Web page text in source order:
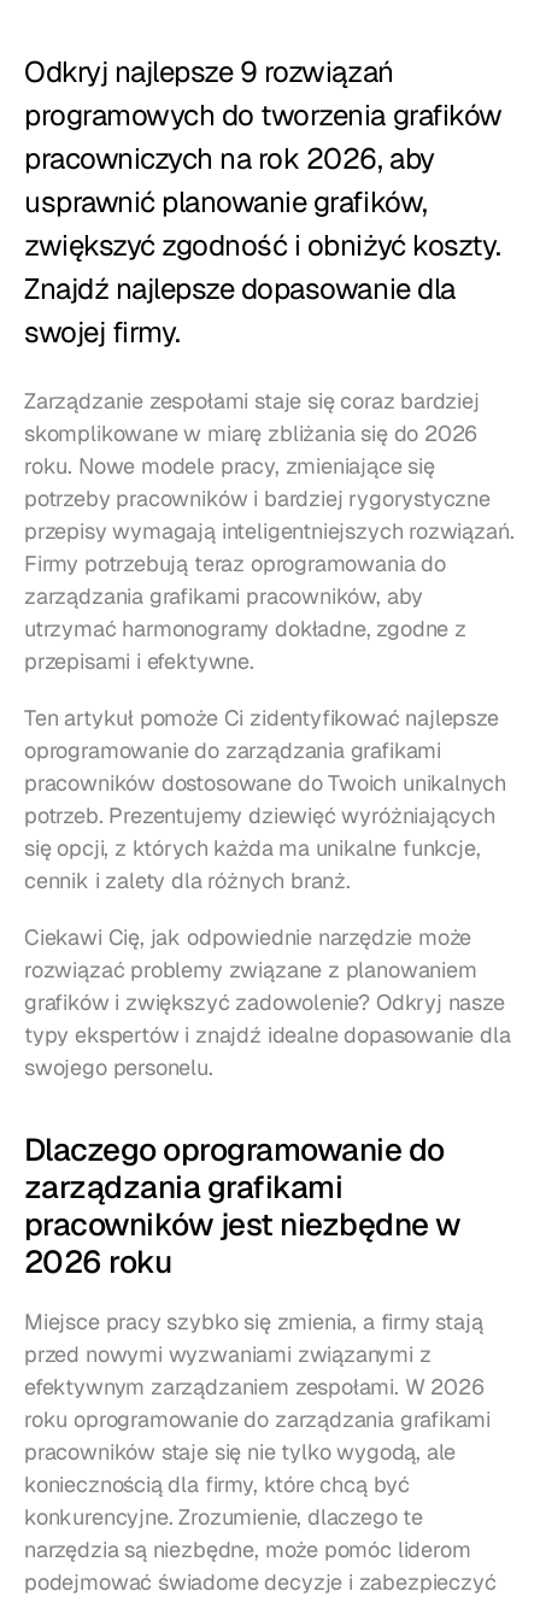
Cennik
Odkryj najlepsze 9 rozwiązań
programowych do tworzenia grafików
pracowniczych na rok 2026, aby
usprawnić planowanie grafików,
zwiększyć zgodność i obniżyć koszty.
Znajdź najlepsze dopasowanie dla
swojej firmy.
Zarządzanie zespołami staje się coraz bardziej
skomplikowane w miarę zbliżania się do 2026
roku. Nowe modele pracy, zmieniające się
potrzeby pracowników i bardziej rygorystyczne
przepisy wymagają inteligentniejszych rozwiązań.
Firmy potrzebują teraz oprogramowania do
zarządzania grafikami pracowników, aby
utrzymać harmonogramy dokładne, zgodne z
przepisami i efektywne.
Ten artykuł pomoże Ci zidentyfikować najlepsze
oprogramowanie do zarządzania grafikami
pracowników dostosowane do Twoich unikalnych
potrzeb. Prezentujemy dziewięć wyróżniających
się opcji, z których każda ma unikalne funkcje,
cennik i zalety dla różnych branż.
Ciekawi Cię, jak odpowiednie narzędzie może
rozwiązać problemy związane z planowaniem
grafików i zwiększyć zadowolenie? Odkryj nasze
typy ekspertów i znajdź idealne dopasowanie dla
swojego personelu.
Dlaczego oprogramowanie do
zarządzania grafikami
pracowników jest niezbędne w
2026 roku
Miejsce pracy szybko się zmienia, a firmy stają
przed nowymi wyzwaniami związanymi z
efektywnym zarządzaniem zespołami. W 2026
roku oprogramowanie do zarządzania grafikami
pracowników staje się nie tylko wygodą, ale
koniecznością dla firmy, które chcą być
konkurencyjne. Zrozumienie, dlaczego te
narzędzia są niezbędne, może pomóc liderom
podejmować świadome decyzje i zabezpieczyć